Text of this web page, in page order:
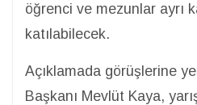
öğrenci ve mezunlar ayrı
katılabilecek.
Açıklamada görüşlerine
Başkanı Mevlüt Kaya,